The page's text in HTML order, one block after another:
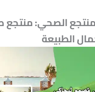
الصحي:
الطبيعة